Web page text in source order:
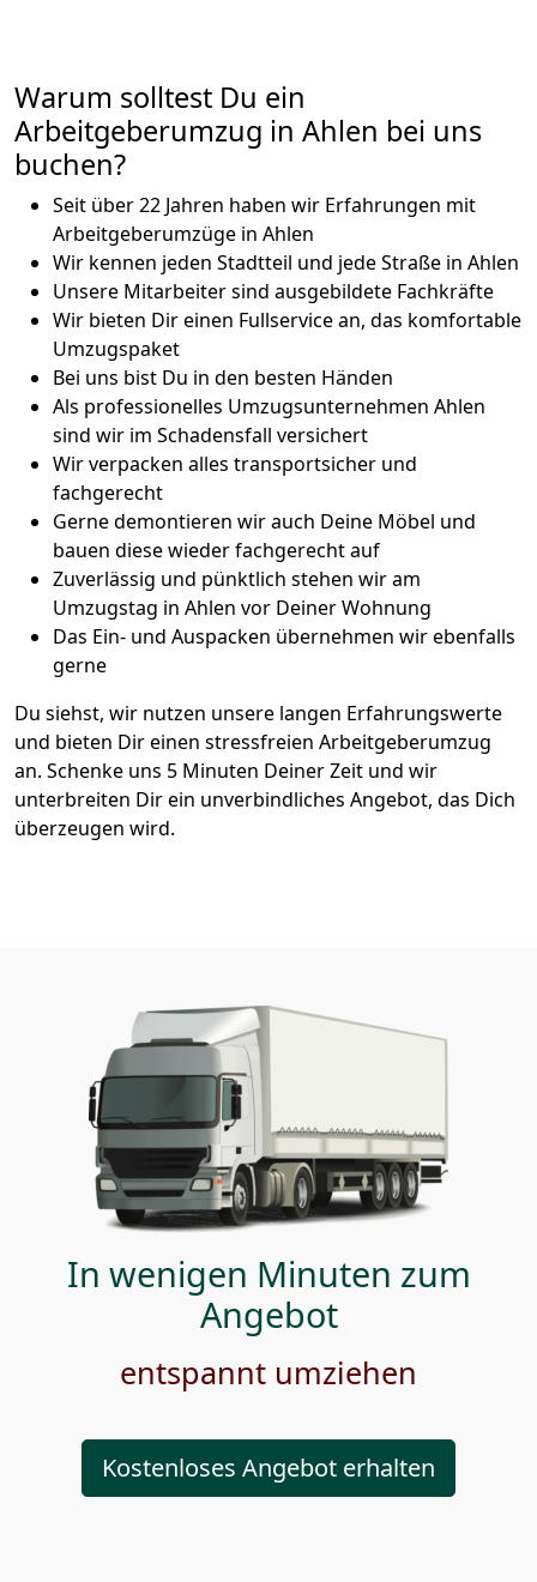
Warum solltest Du ein
Arbeitgeberumzug in Ahlen bei uns
buchen?
Seit über 22 Jahren haben wir Erfahrungen mit
Arbeitgeberumzüge in Ahlen
Wir kennen jeden Stadtteil und jede Straße in Ahlen
Unsere Mitarbeiter sind ausgebildete Fachkräfte
Wir bieten Dir einen Fullservice an, das komfortable
Umzugspaket
Bei uns bist Du in den besten Händen
Als professionelles Umzugsunternehmen Ahlen
sind wir im Schadensfall versichert
Wir verpacken alles transportsicher und
fachgerecht
Gerne demontieren wir auch Deine Möbel und
bauen diese wieder fachgerecht auf
Zuverlässig und pünktlich stehen wir am
Umzugstag in Ahlen vor Deiner Wohnung
Das Ein- und Auspacken übernehmen wir ebenfalls
gerne
Du siehst, wir nutzen unsere langen Erfahrungswerte
und bieten Dir einen stressfreien Arbeitgeberumzug
an. Schenke uns 5 Minuten Deiner Zeit und wir
unterbreiten Dir ein unverbindliches Angebot, das Dich
überzeugen wird.
In wenigen Minuten zum
Angebot
entspannt umziehen
Kostenloses Angebot erhalten